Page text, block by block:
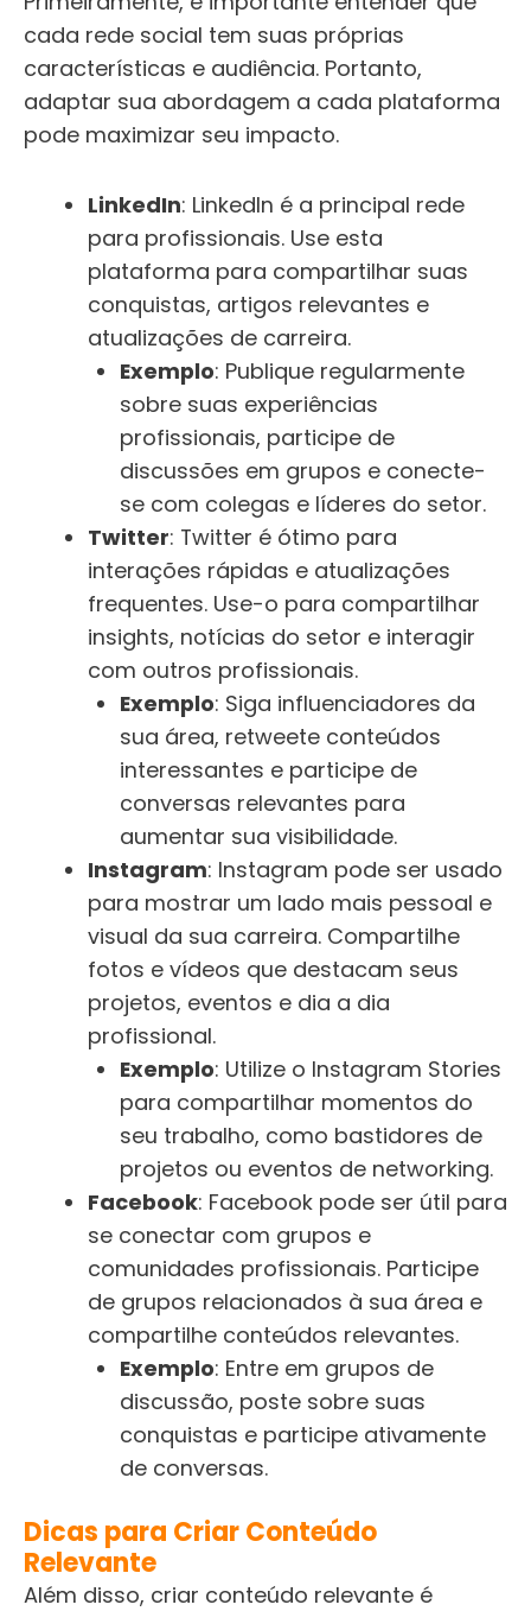
cada rede social tem suas próprias
características e audiência. Portanto,
adaptar sua abordagem a cada plataforma
pode maximizar seu impacto.
LinkedIn: LinkedIn é a principal rede
para profissionais. Use esta
plataforma para compartilhar suas
conquistas, artigos relevantes e
atualizações de carreira.
Exemplo: Publique regularmente
sobre suas experiências
profissionais, participe de
discussões em grupos e conecte-
se com colegas e líderes do setor.
Twitter: Twitter é ótimo para
interações rápidas e atualizações
frequentes. Use-o para compartilhar
insights, notícias do setor e interagir
com outros profissionais.
Exemplo: Siga influenciadores da
sua área, retweete conteúdos
interessantes e participe de
conversas relevantes para
aumentar sua visibilidade.
Instagram: Instagram pode ser usado
para mostrar um lado mais pessoal e
visual da sua carreira. Compartilhe
fotos e vídeos que destacam seus
projetos, eventos e dia a dia
profissional.
Exemplo: Utilize o Instagram Stories
para compartilhar momentos do
seu trabalho, como bastidores de
projetos ou eventos de networking.
Facebook: Facebook pode ser útil para
se conectar com grupos e
comunidades profissionais. Participe
de grupos relacionados à sua área e
compartilhe conteúdos relevantes.
Exemplo: Entre em grupos de
discussão, poste sobre suas
conquistas e participe ativamente
de conversas.
Dicas para Criar Conteúdo
Relevante
Além disso, criar conteúdo relevante é